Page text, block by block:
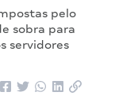
pelo
sobra para
servidores